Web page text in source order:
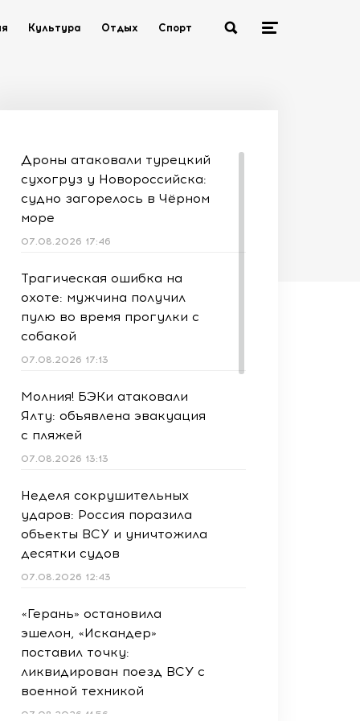
Культура Отдых Спорт
Дроны атаковали турецкий
сухогруз у Новороссийска:
судно загорелось в Чёрном
море
07.08.2026 17:46
Трагическая ошибка на
охоте: мужчина получил
пулю во время прогулки с
собакой
07.08.2026 17:13
Молния! БЭКи атаковали
Ялту: объявлена эвакуация
с пляжей
07.08.2026 13:13
Неделя сокрушительных
ударов: Россия поразила
объекты ВСУ и уничтожила
десятки судов
07.08.2026 12:43
«Герань» остановила
эшелон, «Искандер»
поставил точку:
ликвидирован поезд ВСУ с
военной техникой
07.08.2026 11:56